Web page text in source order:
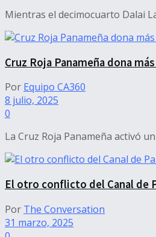
Mientras el decimocuarto Dalai
Cruz Roja Panameña dona
Por Equipo CA360
8 julio, 2025
0
La Cruz Roja Panameña activó
El otro conflicto del Canal de
Por The Conversation
31 marzo, 2025